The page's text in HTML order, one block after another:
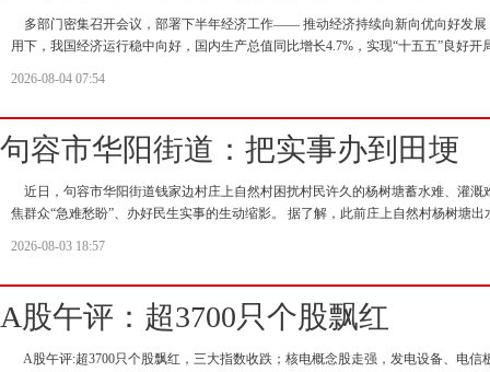
多部门密集召开会议，部署下半年经济工作—— 推动经济持续向新向优向好发展
用下，我国经济运行稳中向好，国内生产总值同比增长4.7%，实现“十五五”良好开
2026-08-04 07:54
句容市华阳街道：把实事办到田埂
近日，句容市华阳街道钱家边村庄上自然村困扰村民许久的杨树塘蓄水难、灌溉
焦群众“急难愁盼”、办好民生实事的生动缩影。 据了解，此前庄上自然村杨树塘
2026-08-03 18:57
A股午评：超3700只个股飘红
A股午评:超3700只个股飘红，三大指数收跌；核电概念股走强，发电设备、电信